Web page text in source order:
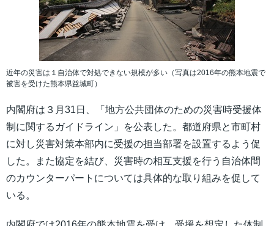
近年の災害は１自治体で対処できない規模が多い（写真は2016年の熊本地震で
被害を受けた熊本県益城町）
内閣府は３月31日、「地方公共団体のための災害時受援体
制に関するガイドライン」を公表した。都道府県と市町村
に対し災害対策本部内に受援の担当部署を設置するよう促
した。また協定を結び、災害時の相互支援を行う自治体間
のカウンターパートについては具体的な取り組みを促して
いる。